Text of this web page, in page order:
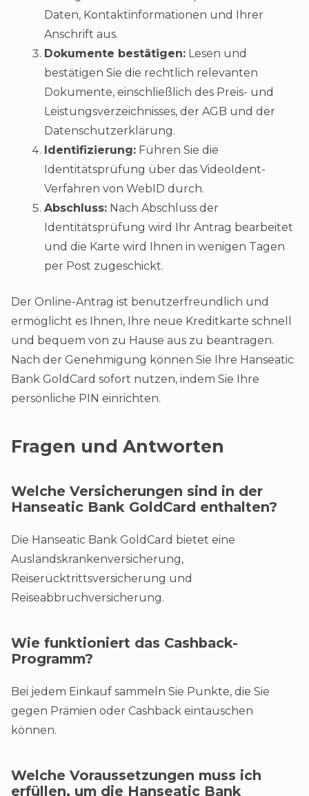
Daten, Kontaktinformationen und Ihrer
Anschrift aus.
Dokumente bestätigen: Lesen und
bestätigen Sie die rechtlich relevanten
Dokumente, einschließlich des Preis- und
Leistungsverzeichnisses, der AGB und der
Datenschutzerklärung.
Identifizierung: Führen Sie die
Identitätsprüfung über das VideoIdent-
Verfahren von WebID durch.
Abschluss: Nach Abschluss der
Identitätsprüfung wird Ihr Antrag bearbeitet
und die Karte wird Ihnen in wenigen Tagen
per Post zugeschickt​.
Der Online-Antrag ist benutzerfreundlich und
ermöglicht es Ihnen, Ihre neue Kreditkarte schnell
und bequem von zu Hause aus zu beantragen.
Nach der Genehmigung können Sie Ihre Hanseatic
Bank GoldCard sofort nutzen, indem Sie Ihre
persönliche PIN einrichten​.
Fragen und Antworten
Welche Versicherungen sind in der
Hanseatic Bank GoldCard enthalten?
Die Hanseatic Bank GoldCard bietet eine
Auslandskrankenversicherung,
Reiserücktrittsversicherung und
Reiseabbruchversicherung.
Wie funktioniert das Cashback-
Programm?
Bei jedem Einkauf sammeln Sie Punkte, die Sie
gegen Prämien oder Cashback eintauschen
können.
Welche Voraussetzungen muss ich
erfüllen, um die Hanseatic Bank